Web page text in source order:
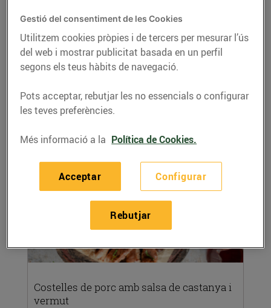
Pastís de xocolata i formatge
31/d’octubre/2024
Ingredients (per a dos motlles rodons de 15
cm): 150 g de mantega 35 g de cacau en pols
50 g...
LLEGIR MÉS
Costelles de porc amb salsa de castanya i
vermut
Gestió del consentiment de les Cookies
Utilitzem cookies pròpies i de tercers per mesurar l’ús
del web i mostrar publicitat basada en un perfil
segons els teus hàbits de navegació.
Pots acceptar, rebutjar les no essencials o configurar
les teves preferències.
Més informació a la Política de Cookies.
Configurar
Rebutjar
Acceptar